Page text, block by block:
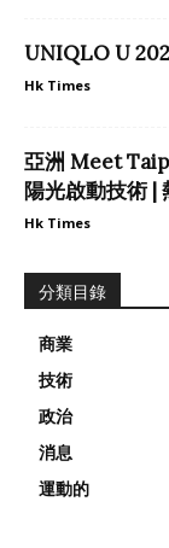
UNIQLO U
Hk Times
亞洲 Meet
陽光啟動技術 |
Hk Times
分類目錄
商業
技術
政治
消息
運動的